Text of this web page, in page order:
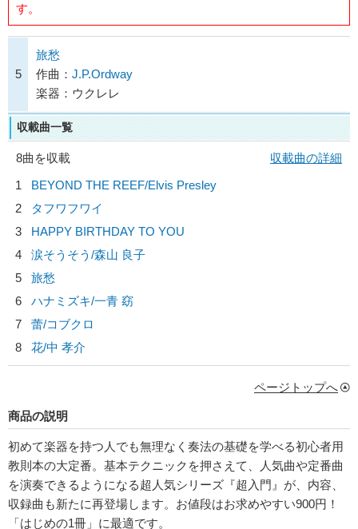
す。
5
旅愁
作曲： J.P.Ordway
楽器：ウクレレ
収載曲一覧
8曲を収載
収載曲の詳細
1
BEYOND THE REEF/Elvis Presley
2
タフワフワイ
3
HAPPY BIRTHDAY TO YOU
4
涙そうそう/森山 良子
5
旅愁
6
ハナミズキ/一青 窈
7
蕾/コブクロ
8
花/中 孝介
ページトップへ
商品の説明
初めて楽器を持つ人でも無理なく奏法の基礎を学べる初心者用
教則本の大定番。基本テクニックを押さえて、人気曲や定番曲
を演奏できるようになる超人気シリーズ『超入門』が、内容、
収録曲も新たに再登場します。お値段はお求めやすい900円！
「はじめの1冊」に最適です。